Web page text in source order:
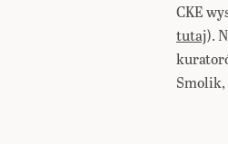
CKE
tutaj).
Smolik,